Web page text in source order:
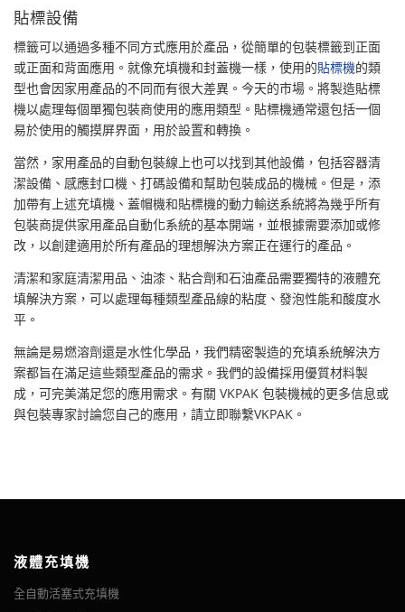
貼標設備
標籤可以通過多種不同方式應用於產品，從簡單的包裝標籤到正面
或正面和背面應用。就像充填機和封蓋機一樣，使用的貼標機的類
型也會因家用產品的不同而有很大差異。今天的市場。將製造貼標
機以處理每個單獨包裝商使用的應用類型。貼標機通常還包括一個
易於使用的觸摸屏界面，用於設置和轉換。
當然，家用產品的自動包裝線上也可以找到其他設備，包括容器清
潔設備、感應封口機、打碼設備和幫助包裝成品的機械。但是，添
加帶有上述充填機、蓋帽機和貼標機的動力輸送系統將為幾乎所有
包裝商提供家用產品自動化系統的基本開端，並根據需要添加或修
改，以創建適用於所有產品的理想解決方案正在運行的產品。
清潔和家庭清潔用品、油漆、粘合劑和石油產品需要獨特的液體充
填解決方案，可以處理每種類型產品線的粘度、發泡性能和酸度水
平。
無論是易燃溶劑還是水性化學品，我們精密製造的充填系統解決方
案都旨在滿足這些類型產品的需求。我們的設備採用優質材料製
成，可完美滿足您的應用需求。有關 VKPAK 包裝機械的更多信息或
與包裝專家討論您自己的應用，請立即聯繫VKPAK。
液體充填機
全自動活塞式充填機